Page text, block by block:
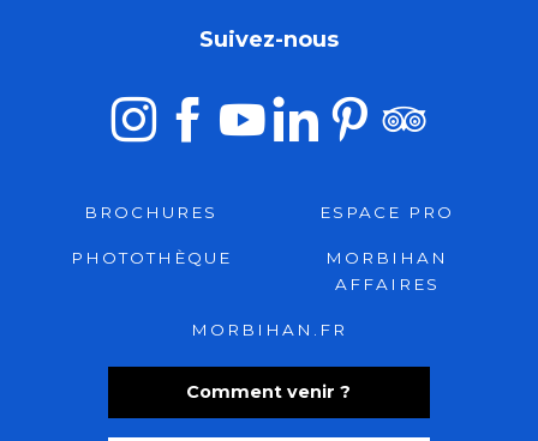
Comment venir ?
Suivez-nous
BROCHURES ESPACE PRO
PHOTOTHÈQUE
MORBIHAN
AFFAIRES
MORBIHAN.FR